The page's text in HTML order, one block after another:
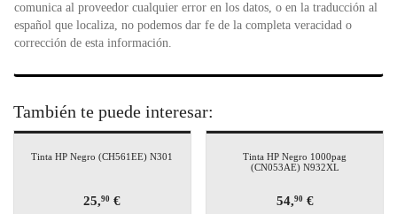
comunica al proveedor cualquier error en los datos, o en la traducción al
español que localiza, no podemos dar fe de la completa veracidad o
corrección de esta información.
También te puede interesar:
Tinta HP Negro (CH561EE) N301
25,90 €
Tinta HP Negro 1000pag
(CN053AE) N932XL
54,90€